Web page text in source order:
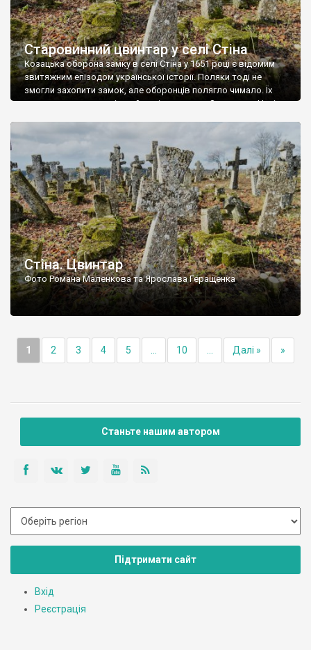
Старовинний цвинтар у селі Стіна
Козацька оборона замку в селі Стіна у 1651 році є відомим
звитяжним епізодом української історії. Поляки тоді не
змогли захопити замок, але оборонців полягло чимало. Їх
поховали на цвинтарі, який тоді називався Замковим. Нині на
ньому чимало хрестів 19 століття, є такі, де епітафії стер […]
Стіна. Цвинтар
Фото Романа Маленкова та Ярослава Геращенка
1 2 3 4 5 10 Далі » »
Станьте нашим автором
Підтримати сайт
Вхід
Реєстрація